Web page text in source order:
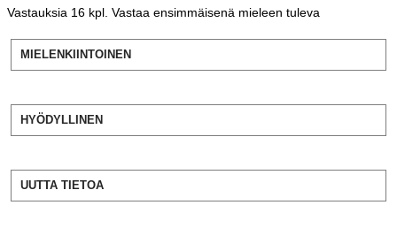
Vastauksia 16 kpl. Vastaa ensimmäisenä mieleen tuleva
MIELENKIINTOINEN
HYÖDYLLINEN
UUTTA TIETOA